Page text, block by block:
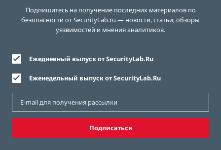
Подпишитесь на получение последних материалов по
безопасности от SecurityLab.ru — новости, статьи, обзоры
уязвимостей и мнения аналитиков.
Ежедневный выпуск от SecurityLab.Ru
Еженедельный выпуск от SecurityLab.Ru
Подписаться